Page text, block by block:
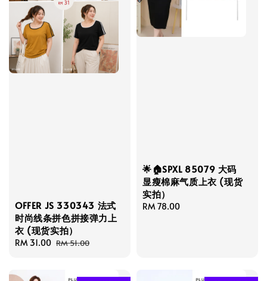
OFFER JS 330343 法式
时尚线条拼色拼接弹力上
衣 (现货实拍）
Sale
RM 31.00 Regular
RM 51.00
🌟🏠SPXL 85079 大码
显瘦棉麻气质上衣 (现货
实拍）
Regular
RM 78.00